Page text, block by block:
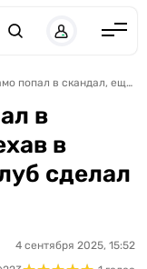
Новичок Динамо попал в скандал, еще не приехав в команду: киевский клуб сделал важное заявление
в
в
сделал
4 сентября 2025, 15:52